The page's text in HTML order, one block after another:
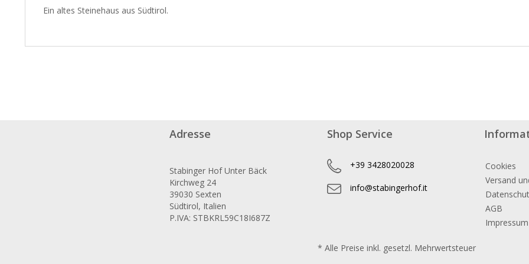
Ein altes Steinehaus aus Südtirol.
Adresse
Stabinger Hof Unter Bäck
Kirchweg 24
39030 Sexten
Südtirol, Italien
P.IVA: STBKRL59C18I687Z
Shop Service
+39 3428020028
info@stabingerhof.it
Cookies
Versand
AGB
Impressum
* Alle Preise inkl. gesetzl. Mehrwertsteuer